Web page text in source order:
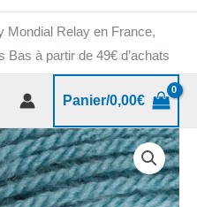
Mondial Relay en France,
à partir de 49€ d’achats
Panier/0,00€